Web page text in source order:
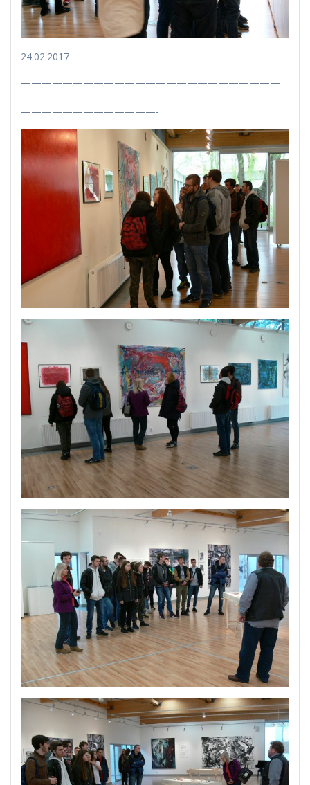
24.02.2017
—————————————————————————
—————————————————————————
—————————————-